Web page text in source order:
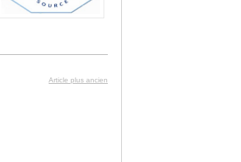
Article plus ancien